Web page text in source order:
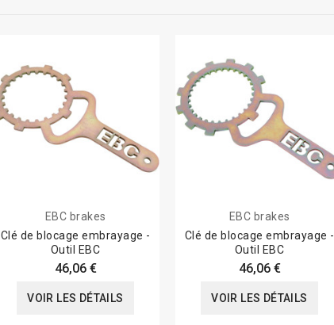
EBC brakes
Clé de blocage embrayage -
Outil EBC
46,06 €
VOIR LES DÉTAILS
EBC brakes
Clé de blocage embrayage -
Outil EBC
46,06 €
VOIR LES DÉTAILS